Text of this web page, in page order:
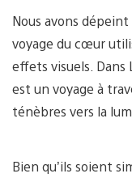
Nous avons
voyage du cœur
effets visuels. Dans
est un voyage à
ténèbres vers la
Bien qu’ils soient